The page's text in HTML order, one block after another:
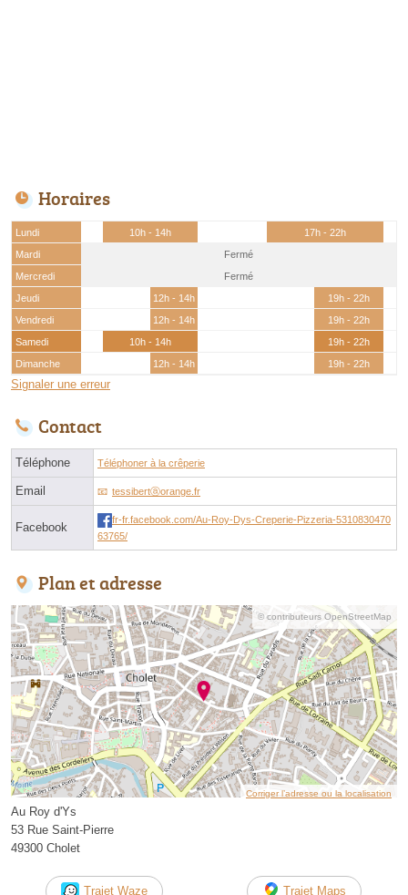
Horaires
Lundi 10h - 14h
17h - 22h
Mardi
Fermé
Mercredi
Fermé
Jeudi
12h - 14h
19h - 22h
Vendredi
12h - 14h
19h - 22h
Samedi
10h - 14h
19h - 22h
Dimanche
12h - 14h 19h - 22h
Signaler une erreur
Contact
Téléphone Téléphoner à la crêperie
Email tessibertⓐorange.fr
Facebook
fr-fr.facebook.com/Au-Roy-Dys-Creperie-Pizzeria-5310830470
63765/
Plan et adresse
© contributeurs OpenStreetMap
Corriger l’adresse ou la localisation
Au Roy d'Ys
53 Rue Saint-Pierre
49300 Cholet
Trajet Waze Trajet Maps